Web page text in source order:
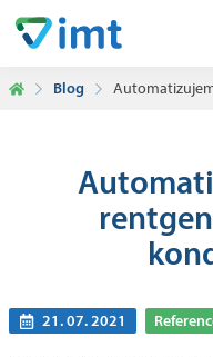
Blog
21. 07. 2021